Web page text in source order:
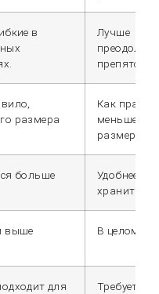
в
Лучше
размера
Как
меньшего
размера
больше
Удобнее
хранить
выше В целом
для
Требуется